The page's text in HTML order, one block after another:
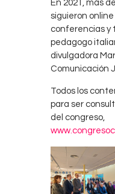
En 2021, más
siguieron
conferencias y
pedagogo
divulgadora
Comunicación
Todos los
para ser
del congreso,